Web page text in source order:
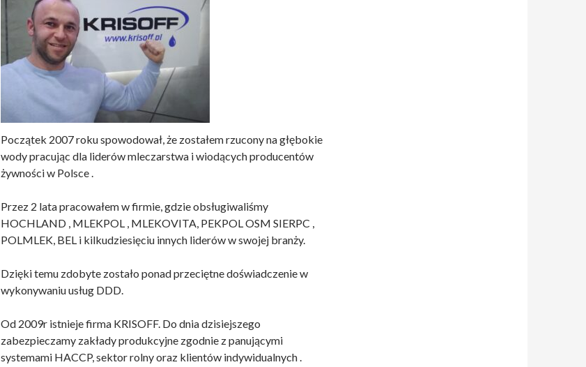
Początek 2007 roku spowodował, że zostałem rzucony na głębokie
wody pracując dla liderów mleczarstwa i wiodących producentów
żywności w Polsce .
Przez 2 lata pracowałem w firmie, gdzie obsługiwaliśmy
HOCHLAND , MLEKPOL , MLEKOVITA, PEKPOL OSM SIERPC ,
POLMLEK, BEL i kilkudziesięciu innych liderów w swojej branży.
Dzięki temu zdobyte zostało ponad przeciętne doświadczenie w
wykonywaniu usług DDD.
Od 2009r istnieje firma KRISOFF. Do dnia dzisiejszego
zabezpieczamy zakłady produkcyjne zgodnie z panującymi
systemami HACCP, sektor rolny oraz klientów indywidualnych .